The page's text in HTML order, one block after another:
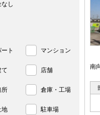
南
し
ト マンション
て 店舗
所 倉庫・工場
地 駐車場